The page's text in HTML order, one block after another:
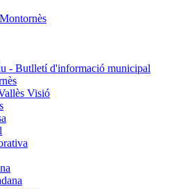
- Butlletí d'informació municipal
Visió